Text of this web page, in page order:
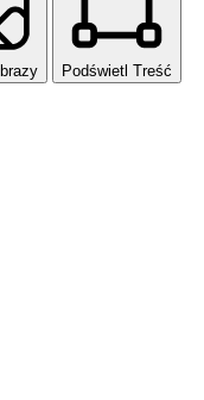
Podświetl Treść